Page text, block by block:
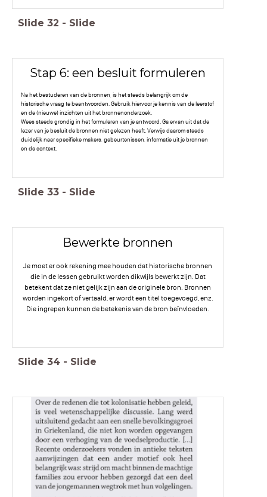
Slide 32 - Slide
Stap 6: een besluit formuleren
Na het bestuderen van de bronnen, is het steeds belangrijk om de
historische vraag te beantwoorden. Gebruik hiervoor je kennis van de leerstof
en de (nieuwe) inzichten uit het bronnenonderzoek.
Wees steeds grondig in het formuleren van je antwoord. Ga ervan uit dat de
lezer van je besluit de bronnen niet gelezen heeft. Verwijs daarom steeds
duidelijk naar specifieke makers, gebeurtenissen, informatie uit je bronnen
en de context.
Slide 33 - Slide
Bewerkte bronnen
Je moet er ook rekening mee houden dat historische bronnen
die in de lessen gebruikt worden dikwijls bewerkt zijn. Dat
betekent dat ze niet gelijk zijn aan de originele bron. Bronnen
worden ingekort of vertaald, er wordt een titel toegevoegd, enz.
Die ingrepen kunnen de betekenis van de bron beïnvloeden.
Slide 34 - Slide